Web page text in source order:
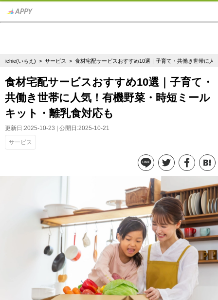
ichie(いちえ) >サービス > 食材宅配サービスおすすめ10選｜子育て・共働き世帯に人
食材宅配サービスおすすめ10選｜子育て・
共働き世帯に人気！有機野菜・時短ミール
キット・離乳食対応も
更新日:2025-10-23 | 公開日:2025-10-21
サービス